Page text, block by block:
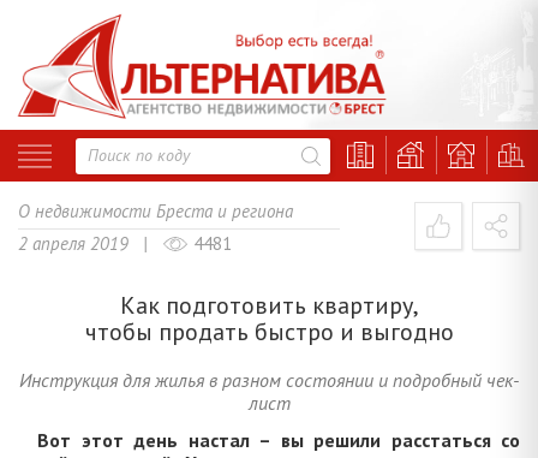
О недвижимости Бреста и региона
2 апреля 2019 |
4481
Как подготовить квартиру,
чтобы продать быстро и выгодно
Инструкция для жилья в разном состоянии и подробный чек-
лист
Вот этот день настал – вы решили расстаться со